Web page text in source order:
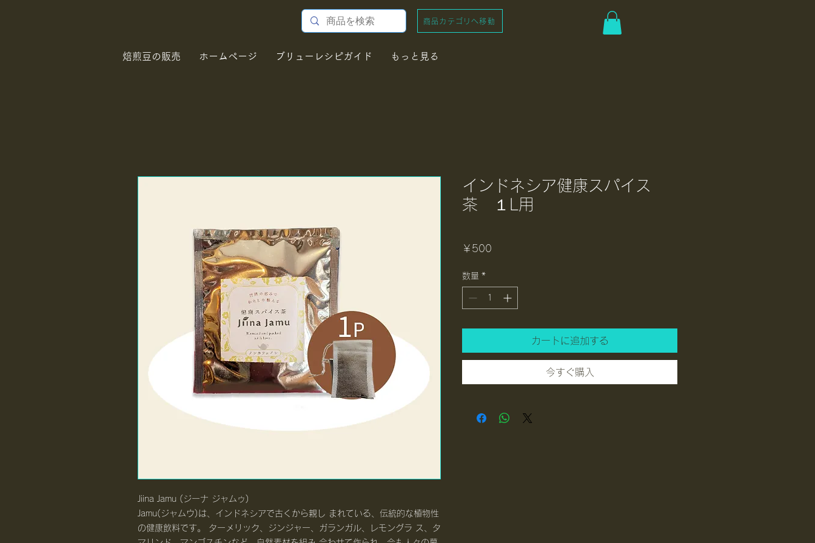
商品カテゴリへ移動
焙煎豆の販売 ホームページ ブリューレシピガイド もっと見る
Jiina Jamu (ジーナ ジャムゥ)
Jamu(ジャムウ)は、インドネシアで古くから親し まれている、伝統的な植物性
の健康飲料です。 ターメリック、ジンジャー、ガランガル、レモングラ ス、タ
インドネシア健康スパイス
茶 １L用
￥500
数量 *
カートに追加する
今すぐ購入